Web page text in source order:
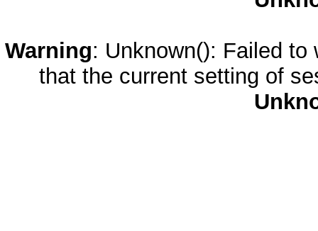
Warning: Unknown(): Failed
that the current setting of